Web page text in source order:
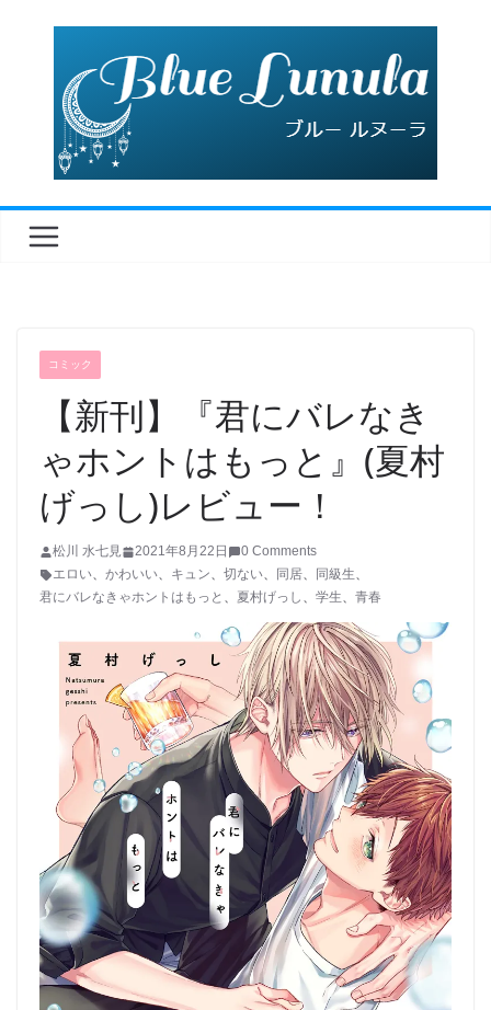
コミック
【新刊】『君にバレなき
ゃホントはもっと』(夏村
げっし)レビュー！
松川 水七見 2021年8月22日
0 Comments
エロい、 かわいい、 キュン、 切ない、 同居、 同級生、
君にバレなきゃホントはもっと 、 夏村げっし 、 学生、 青春